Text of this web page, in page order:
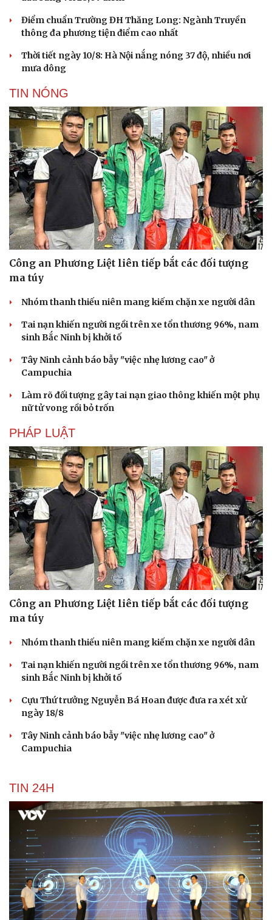
Văn hóa
Văn học
Âm nhạc
Di sản
Giải trí
Thời trang
Du lịch
Tư vấn
Podcast
Câu chuyện thời sự
Điểm chuẩn Trường ĐH Thăng Long: Ngành Truyền
thông đa phương tiện điểm cao nhất
Thời tiết ngày 10/8: Hà Nội nắng nóng 37 độ, nhiều nơi
mưa dông
TIN NÓNG
Công an Phương Liệt liên tiếp bắt các đối tượng
ma túy
Nhóm thanh thiếu niên mang kiếm chặn xe người dân
Tai nạn khiến người ngồi trên xe tổn thương 96%, nam
sinh Bắc Ninh bị khởi tố
Tây Ninh cảnh báo bẫy "việc nhẹ lương cao" ở
Campuchia
Làm rõ đối tượng gây tai nạn giao thông khiến một phụ
nữ tử vong rồi bỏ trốn
PHÁP LUẬT
Công an Phương Liệt liên tiếp bắt các đối tượng
ma túy
Nhóm thanh thiếu niên mang kiếm chặn xe người dân
Tai nạn khiến người ngồi trên xe tổn thương 96%, nam
sinh Bắc Ninh bị khởi tố
Cựu Thứ trưởng Nguyễn Bá Hoan được đưa ra xét xử
ngày 18/8
Tây Ninh cảnh báo bẫy "việc nhẹ lương cao" ở
Campuchia
TIN 24H